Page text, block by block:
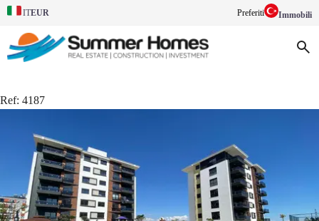
ITEUR Preferiti Immobili
Ref: 4187